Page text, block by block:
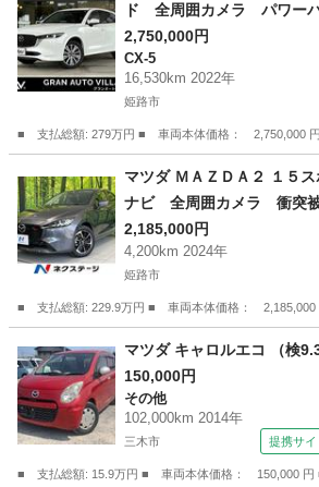
ド 全周囲カメラ パワー
ーション 前席＆後席シー
グヒータ パワーシート
ナビ ＴＶ視聴可 ＴＶキ
ｔｏｏｔｈ ドラレコ Ｅ
2,750,000円
CX-5
16,530km 2022年
姫路市
■ 支払総額: 279万円 ■ 車両本体価格：
CX-5
マツダ ＭＡＺＤＡ２ １５
ナビ 全周囲カメラ 衝突
ーダークルーズ 禁煙車
マートキー ＬＥＤヘッド
純正１６インチアルミ オ
逸脱警報 （検9.11）
2,185,000円
4,200km 2024年
姫路市
■ 支払総額: 229.9万円 ■ 車両本体価格：
マツダ
マツダ キャロルエコ
150,000円
その他
102,000km 2014年
三木市 提携サイ
■ 支払総額: 15.9万円 ■ 車両本体価格：